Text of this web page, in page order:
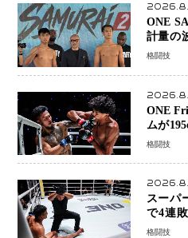
ONE
計量の
ーは契
格闘技
ONE
ムが
ン奪取
格闘技
スーパ
で4連
「アク
格闘技